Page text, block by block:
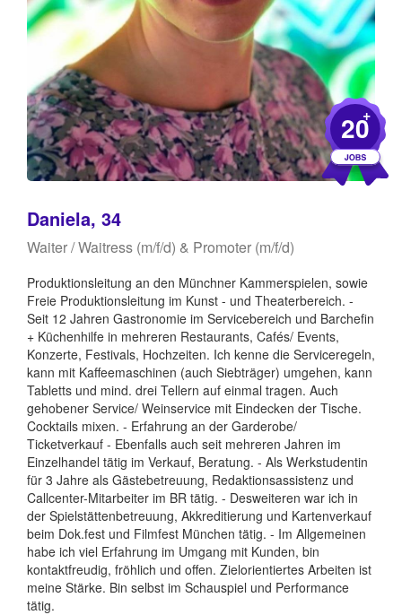
20
+
Daniela, 34
Waiter / Waitress (m/f/d) & Promoter (m/f/d)
Produktionsleitung an den Münchner Kammerspielen, sowie
Freie Produktionsleitung im Kunst - und Theaterbereich. -
Seit 12 Jahren Gastronomie im Servicebereich und Barchefin
+ Küchenhilfe in mehreren Restaurants, Cafés/ Events,
Konzerte, Festivals, Hochzeiten. Ich kenne die Serviceregeln,
kann mit Kaffeemaschinen (auch Siebträger) umgehen, kann
Tabletts und mind. drei Tellern auf einmal tragen. Auch
gehobener Service/ Weinservice mit Eindecken der Tische.
Cocktails mixen. - Erfahrung an der Garderobe/
Ticketverkauf - Ebenfalls auch seit mehreren Jahren im
Einzelhandel tätig im Verkauf, Beratung. - Als Werkstudentin
für 3 Jahre als Gästebetreuung, Redaktionsassistenz und
Callcenter-Mitarbeiter im BR tätig. - Desweiteren war ich in
der Spielstättenbetreuung, Akkreditierung und Kartenverkauf
beim Dok.fest und Filmfest München tätig. - Im Allgemeinen
habe ich viel Erfahrung im Umgang mit Kunden, bin
kontaktfreudig, fröhlich und offen. Zielorientiertes Arbeiten ist
meine Stärke. Bin selbst im Schauspiel und Performance
tätig.